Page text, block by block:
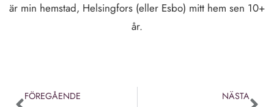
är min hemstad, Helsingfors (eller Esbo) mitt hem sen 10+
år.
FÖREGÅENDE NÄSTA